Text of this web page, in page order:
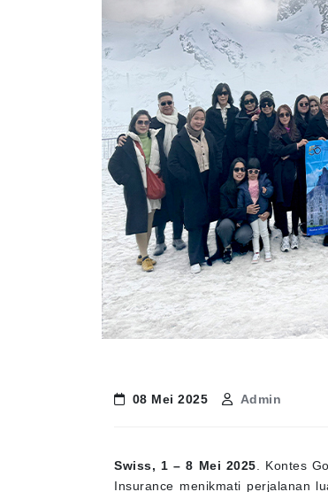
08 Mei 2025 Admin
Swiss, 1 – 8 Mei 2025 . Kontes
Insurance menikmati perjalanan